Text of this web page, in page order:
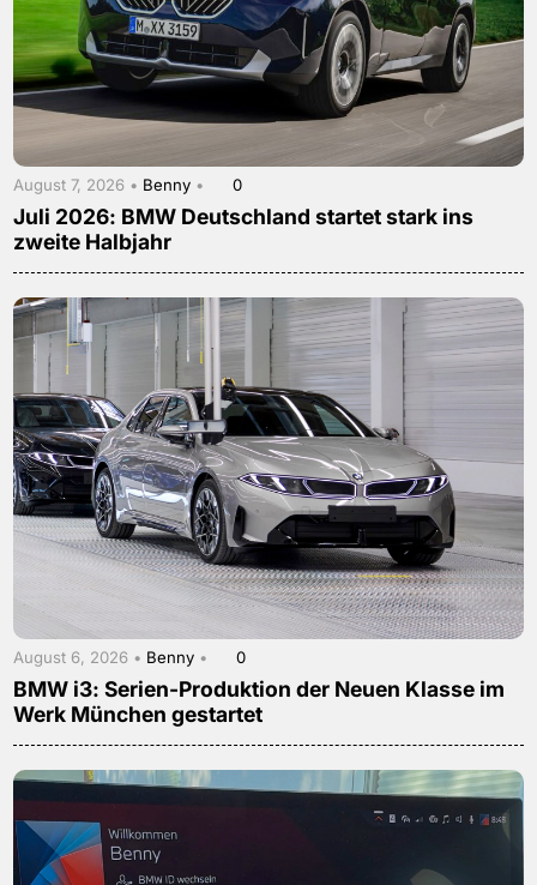
August 7, 2026 • Benny • 0
Juli 2026: BMW Deutschland startet stark ins
zweite Halbjahr
August 6, 2026 • Benny • 0
BMW i3: Serien-Produktion der Neuen Klasse im
Werk München gestartet